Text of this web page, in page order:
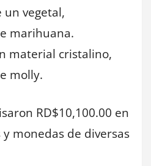
un vegetal,
marihuana.
material cristalino,
molly.
RD$10,100.00 en
monedas de diversas